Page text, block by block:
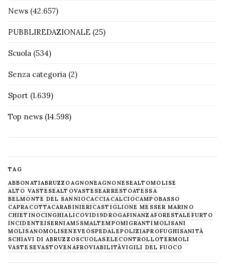
News (42.657)
PUBBLIREDAZIONALE (25)
Scuola (534)
Senza categoria (2)
Sport (1.639)
Top news (14.598)
TAG
ABBONATIABRUZZOAGNONEAGNONESEALTOMOLISE
ALTO VASTESEALTOVASTESEARRESTOATESSA
BELMONTE DEL SANNIOCACCIACALCIOCAMPOBASSO
CAPRACOTTACARABINIERICASTIGLIONE MESSER MARINO
CHIETINOCINGHIALICOVID19DROGAFINANZAFORESTALE FURTO
INCIDENTEISERNIAM5SMALTEMPOMIGRANTIMOLISANI
MOLISANOMOLISENEVE OSPEDALEPOLIZIAPROFUGHISANITÀ
SCHIAVI DI ABRUZZOSCUOLASELECONTROLLOTERMOLI
VASTESEVASTOVENAFROVIABILITÀVIGILI DEL FUOCO